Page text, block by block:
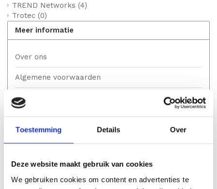
Toestemming Details Over
Deze website maakt gebruik van cookies
We gebruiken cookies om content en advertenties te
TREND Networks (4)
Trotec (0)
Meer informatie
Over ons
Algemene voorwaarden
Disclaimer
Privacy Policy
Klantenservice